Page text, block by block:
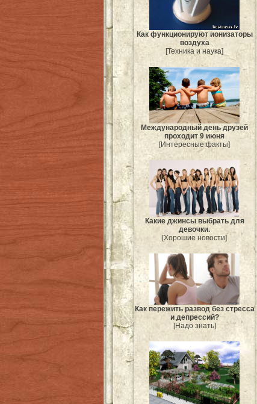
Как функционируют ионизаторы
воздуха
[Техника и наука]
Международный день друзей
проходит 9 июня
[Интересные факты]
Какие джинсы выбрать для
девочки.
[Хорошие новости]
Как пережить развод без стресса
и депрессий?
[Надо знать]